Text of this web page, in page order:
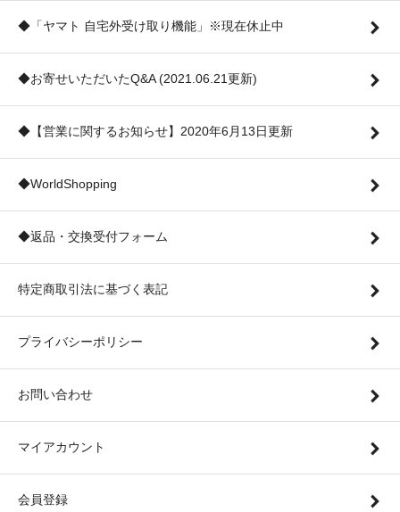
◆「ヤマト 自宅外受け取り機能」※現在休止中
◆お寄せいただいたQ&A (2021.06.21更新)
◆【営業に関するお知らせ】2020年6月13日更新
◆WorldShopping
◆返品・交換受付フォーム
特定商取引法に基づく表記
プライバシーポリシー
お問い合わせ
マイアカウント
会員登録